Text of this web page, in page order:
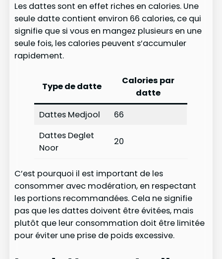
Les dattes sont en effet riches en calories. Une
seule datte contient environ 66 calories, ce qui
signifie que si vous en mangez plusieurs en une
seule fois, les calories peuvent s’accumuler
rapidement.
Type de datte
Calories par
datte
Dattes Medjool
66
Dattes Deglet
Noor
20
C’est pourquoi il est important de les
consommer avec modération, en respectant
les portions recommandées. Cela ne signifie
pas que les dattes doivent être évitées, mais
plutôt que leur consommation doit être limitée
pour éviter une prise de poids excessive.